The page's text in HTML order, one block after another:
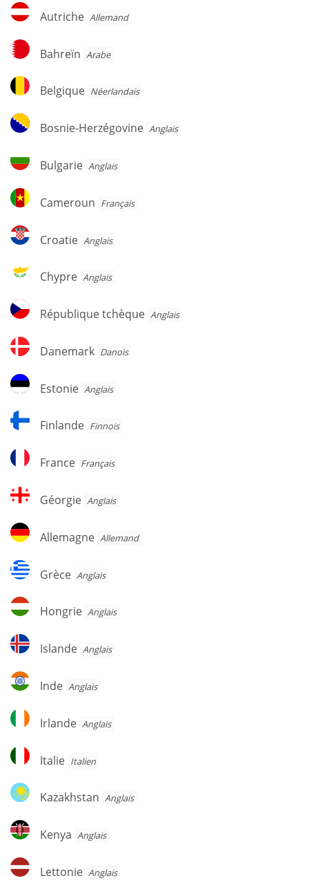
Autriche
Autriche Allemand
Bahreïn
Bahreïn Arabe
Belgique
Belgique Néerlandais
Bosnie-
Herzégovine
Bosnie-Herzégovine Anglais
Bulgarie
Bulgarie Anglais
Cameroun
Cameroun Français
Croatie
Croatie Anglais
Chypre
Chypre Anglais
République
tchèque
République tchèque Anglais
Danemark
Danemark Danois
Estonie
Estonie Anglais
Finlande
Finlande Finnois
France
France Français
Géorgie
Géorgie Anglais
Allemagne
Allemagne Allemand
Grèce
Grèce Anglais
Hongrie
Hongrie Anglais
Islande
Islande Anglais
Inde
Inde Anglais
Irlande
Irlande Anglais
Italie
Italie Italien
Kazakhstan
Kazakhstan Anglais
Kenya
Kenya Anglais
Lettonie
Lettonie Anglais